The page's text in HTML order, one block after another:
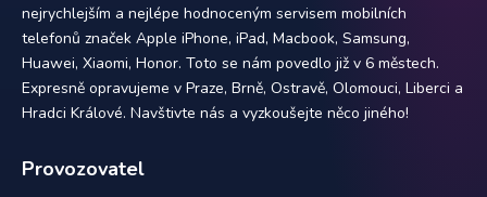
nejrychlejším a nejlépe hodnoceným servisem mobilních
telefonů značek Apple iPhone, iPad, Macbook, Samsung,
Huawei, Xiaomi, Honor. Toto se nám povedlo již v 6 městech.
Expresně opravujeme v Praze, Brně, Ostravě, Olomouci, Liberci a
Hradci Králové. Navštivte nás a vyzkoušejte něco jiného!
Provozovatel